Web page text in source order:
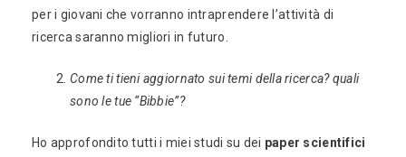
per i giovani che vorranno intraprendere l’attività di
ricerca saranno migliori in futuro.
Come ti tieni aggiornato sui temi della ricerca? quali
sono le tue “Bibbie”?
Ho approfondito tutti i miei studi su dei paper scientifici